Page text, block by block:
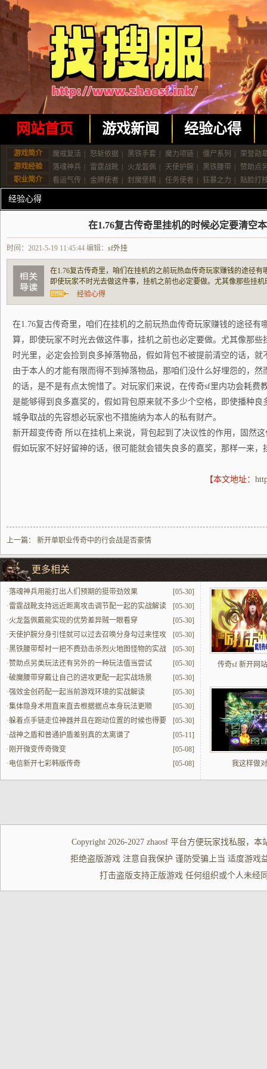
网站首页 游戏新闻 经验心得
游戏简介 魔戒复活 怒斩依据 黑铁手套 魔力项链 僵尸系列
荣誉勋
游戏经验
落魂神兵 雷霆战靴 火龙盔佩 天使护腕 黑铁腰带
赞助点
职业简介
看运气传 金牌使者 封魔堡精 任务使者 狂暴之力 贴脸打
经验心得
在1.76复古传奇里挂机的时候必定要清空
时间：2021-5-19 11:45:44 编辑： sf外挂
在1.76复古传奇里，咱们在挂机的之前玩热血传奇玩家赚钱的途径
即使玩家不时光去做这件事，挂机之前也必定要做。尤其像那些挂
必定会捡到良多掉落物品，假如背包不被提前清空的话，就不措施
能有限而得不到掉落物品，那咱们没什么
经验心得
在1.76复古传奇里，咱们在挂机的之前玩热血传奇玩家赚钱的途径有
算，即使玩家不时光去做这件事，挂机之前也必定要做。尤其像那
时光里，必定会捡到良多掉落物品，假如背包不被提前清空的话，
由于本人的才能有限而得不到掉落物品，那咱们没什么好埋怨的，
的话，是不是有点太惋惜了。对玩家们来说，在传奇sf里内功会耗费
是能够得到良多嘉奖的，假如背包原来就不多少个空格，即使播种良
城争取战的先容想必玩家也不措施纳为本人的私有财产。
新开超变传奇 所以在挂机上来说，背包起到了决议性的作用，固然
假如玩家不好好留神的话，很可能就会错失良多的嘉奖，那样一来，
【本文地址：
上一篇： 新开单职业传奇中的行会战是否豪情
更多相关
[05-30]
·落魂神兵用能打出人们预期的挺带劲效果
[05-30]
·雷霆战靴支持远近距离攻击调节配一起的实战解读
[05-30]
·火龙盔佩戴能实现的优势差异贼一眼看穿
[05-30]
·天使护腕分身引怪就可以过去召唤分身勾过来怪攻
击
[05-30]
·黑铁腰带帮衬一把不费劲击杀烈火地图怪物的实战
解读
[05-30]
·赞助点另类玩法还有另外的一种玩法值当尝试
[05-30]
·破魔腰带穿戴让自己的进攻更配一起实战场景
[05-30]
·强效金创药配一起当前游戏环境的实战解读
[05-30]
·集体隐身术用直来直去根据据点本身玩法更顺
[05-30]
·躲着点手链走位神器并且在跑动位置的时候也得要
啥时候都的更改
[05-11]
·战神之盾和普通护盾差别真的太离谱了
[05-08]
· 刚开微变传奇微变
[05-08]
·电信新开七彩韩版传奇
传奇sf 新开网
我这样做
Copyright 2026-2027 zhaosf平台方便玩家找私服 ，本
拒绝盗版游戏 注意自我保护 谨防受骗上当 适度游戏
打击盗版支持正版游戏 任何组织或个人未经